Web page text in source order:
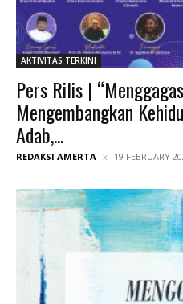
AKTIVITAS TERKINI
Pers Rilis |
Mengembangkan
Adab,...
REDAKSI AMERTA 19 FEBRUARY